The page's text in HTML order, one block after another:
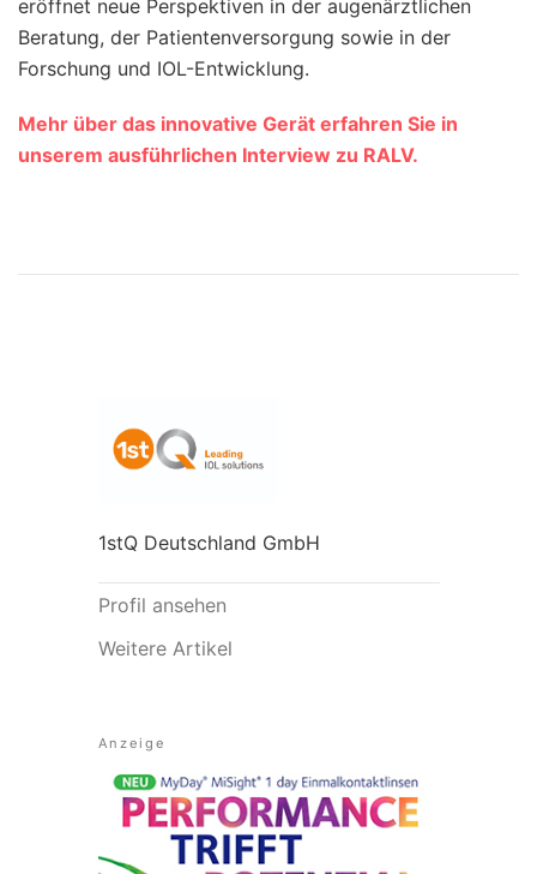
eröffnet neue Perspektiven in der augenärztlichen
Beratung, der Patientenversorgung sowie in der
Forschung und IOL-Entwicklung.
Mehr über das innovative Gerät erfahren Sie in
unserem ausführlichen Interview zu RALV.
1stQ Deutschland GmbH
Profil ansehen
Weitere Artikel